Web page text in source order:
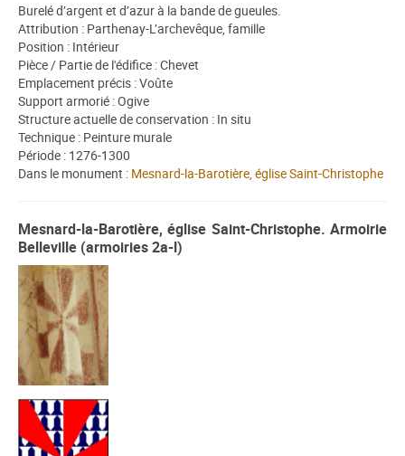
Burelé d’argent et d’azur à la bande de gueules.
Attribution : Parthenay-L’archevêque, famille
Position : Intérieur
Pièce / Partie de l'édifice : Chevet
Emplacement précis : Voûte
Support armorié : Ogive
Structure actuelle de conservation : In situ
Technique : Peinture murale
Période : 1276-1300
Dans le monument : Mesnard-la-Barotière, église Saint-Christophe
Mesnard-la-Barotière, église Saint-Christophe. Armoirie
Belleville (armoiries 2a-l)